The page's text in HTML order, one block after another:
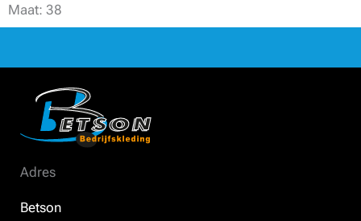
Maat: 38
Adres
Betson